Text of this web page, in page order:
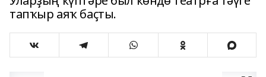
тапҡыр аяҡ баҫты.